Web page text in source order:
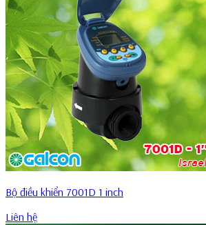
Bộ điều khiển 7001D 1 inch
Liên hệ